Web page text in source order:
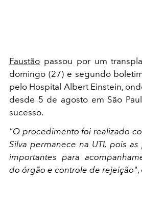
Faustão passou por um
domingo (27) e segundo
pelo Hospital Albert Einstein,
desde 5 de agosto em São
sucesso.
"O procedimento foi realizado
Silva permanece na UTI, pois
importantes para
do órgão e controle de rejeição",